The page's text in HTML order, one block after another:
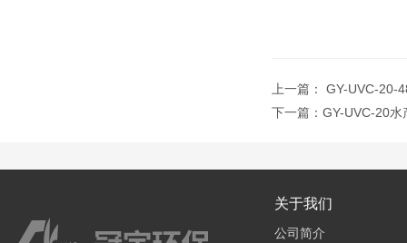
上一篇： GY-UVC-20-
下一篇： GY-UVC-20水
关于我们
公司简介